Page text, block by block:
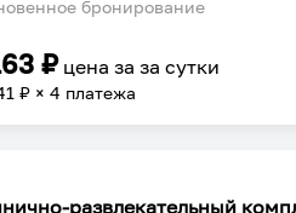
бронирование
₽ цена заза сутки
₽ × 4 платежа